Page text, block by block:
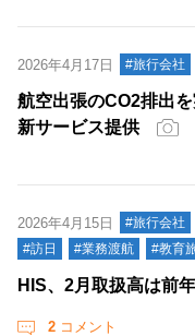
2026年4月17日 #旅行会社
航空出張のCO2排出
新サービス提供
2026年4月15日 #旅行会社
#訪日
#業務渡航 #教育
HIS、2月取扱高は前
2 コメント